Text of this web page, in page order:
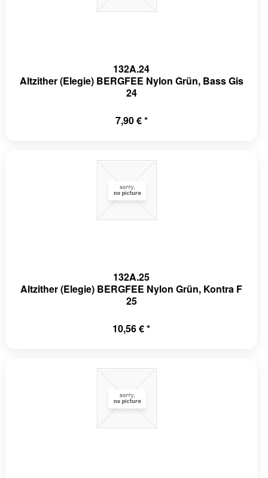
132A.24
Altzither (Elegie) BERGFEE Nylon Grün, Bass Gis
24
7,90 € *
132A.25
Altzither (Elegie) BERGFEE Nylon Grün, Kontra F
25
10,56 € *